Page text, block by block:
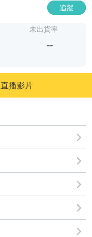
追蹤
未出貨率
--
直播影片